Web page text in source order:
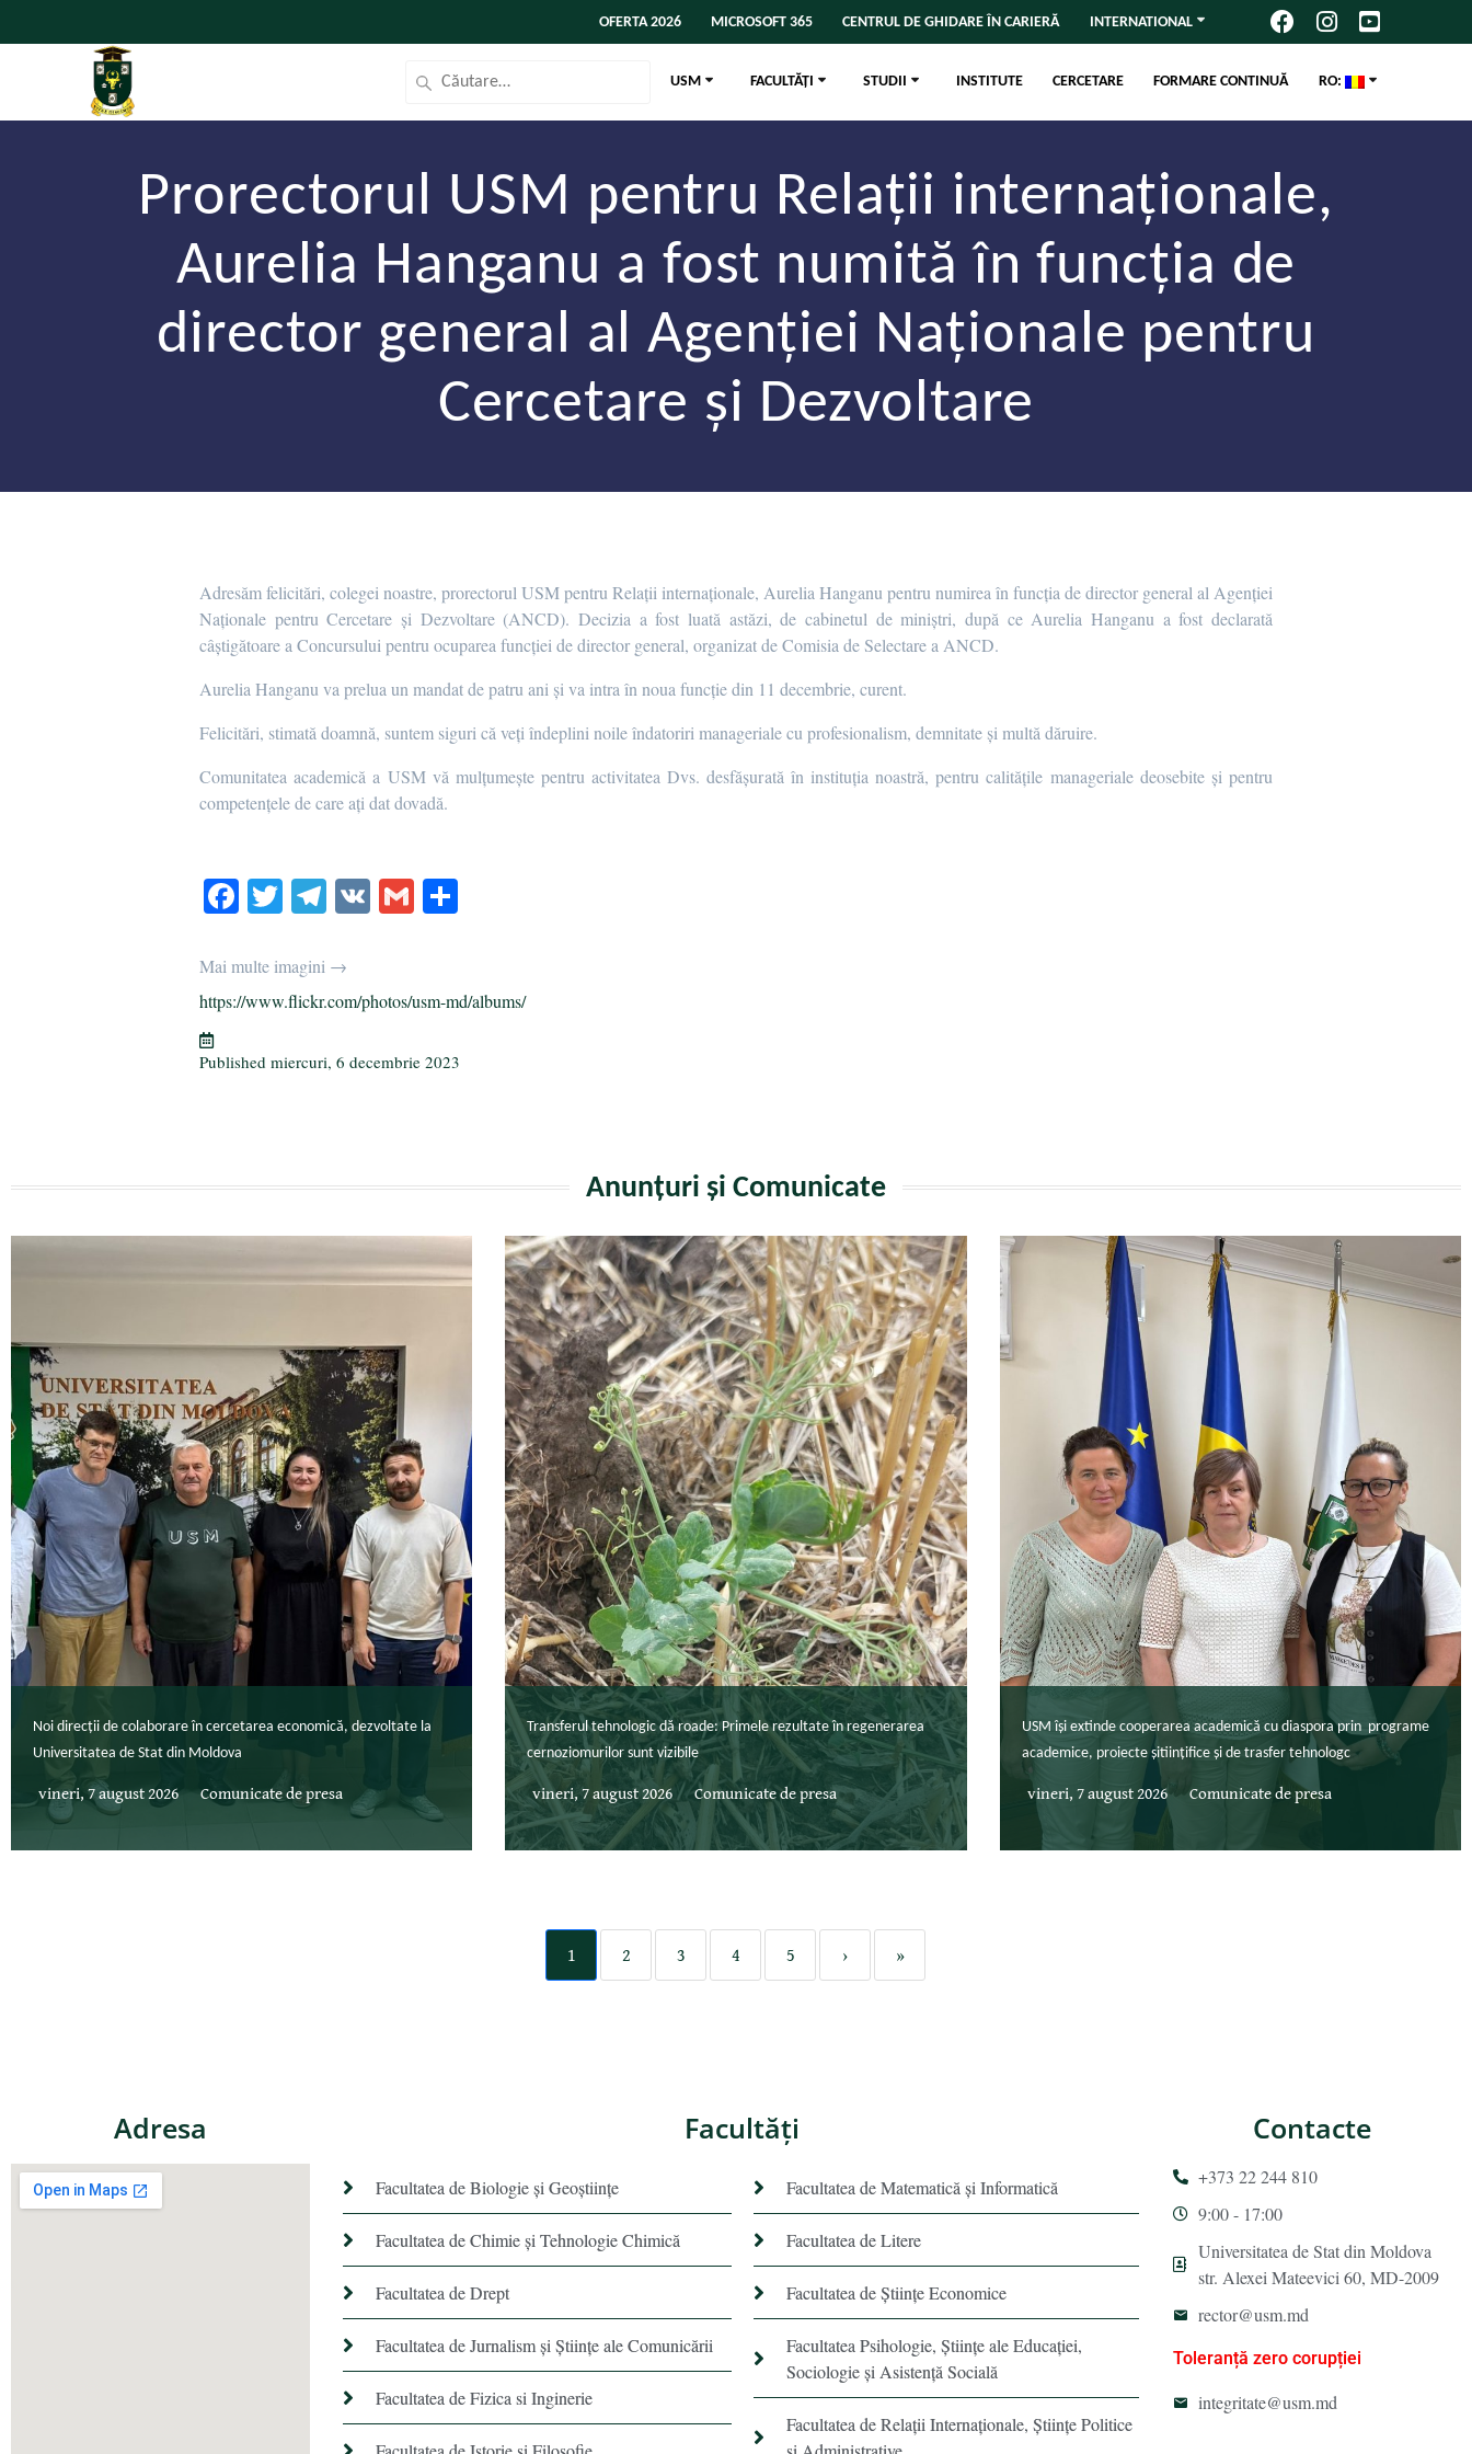
OFERTA 2026 MICROSOFT 365 CENTRUL DE GHIDARE ÎN CARIERĂ INTERNATIONAL
USM FACULTĂȚI STUDII INSTITUTE CERCETARE FORMARE CONTINUĂ RO:
Prorectorul USM pentru Relații internaționale,
Aurelia Hanganu a fost numită în funcția de
director general al Agenției Naționale pentru
Cercetare și Dezvoltare
Adresăm felicitări, colegei noastre, prorectorul USM pentru Relații internaționale, Aurelia Hanganu pentru numirea în funcția de director general al Agenției
Naționale pentru Cercetare și Dezvoltare (ANCD). Decizia a fost luată astăzi, de cabinetul de miniștri, după ce Aurelia Hanganu a fost declarată
câștigătoare a Concursului pentru ocuparea funcției de director general, organizat de Comisia de Selectare a ANCD.
Aurelia Hanganu va prelua un mandat de patru ani și va intra în noua funcție din 11 decembrie, curent.
Felicitări, stimată doamnă, suntem siguri că veți îndeplini noile îndatoriri manageriale cu profesionalism, demnitate și multă dăruire.
Comunitatea academică a USM vă mulțumește pentru activitatea Dvs. desfășurată în instituția noastră, pentru calitățile manageriale deosebite și pentru
competențele de care ați dat dovadă.
Fa
bo
ok
T
tte
r
Te
gr
a
V G
ea
Mai multe imagini →
https://www.flickr.com/photos/usm-md/albums/
Published miercuri, 6 decembrie 2023
Anunțuri și Comunicate
Noi direcții de colaborare în cercetarea economică, dezvoltate la
Universitatea de Stat din Moldova
vineri, 7 august 2026 Comunicate de presa
Transferul tehnologic dă roade: Primele rezultate în regenerarea
cernoziomurilor sunt vizibile
vineri, 7 august 2026 Comunicate de presa
USM își extinde cooperarea academică cu diaspora prin programe
academice, proiecte șitiințifice și de trasfer tehnologc
vineri, 7 august 2026 Comunicate de presa
1 2 3 4 5 › »
Adresa Facultăţi
Facultatea de Biologie și Geoștiințe
Facultatea de Chimie şi Tehnologie Chimică
Facultatea de Drept
Facultatea de Jurnalism şi Ştiinţe ale Comunicării
Facultatea de Fizica si Inginerie
Facultatea de Matematică şi Informatică
Facultatea de Litere
Facultatea de Științe Economice
Facultatea Psihologie, Ştiinţe ale Educaţiei,
Sociologie și Asistență Socială
Facultatea de Relaţii Internaţionale, Ştiinţe Politice
Contacte
+373 22 244 810
9:00 - 17:00
Universitatea de Stat din Moldova
str. Alexei Mateevici 60, MD-2009
rector@usm.md
Toleranță zero corupției
integritate@usm.md